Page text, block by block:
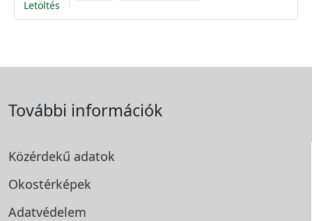
Letöltés
További információk
Közérdekű adatok
Okostérképek
Adatvédelem